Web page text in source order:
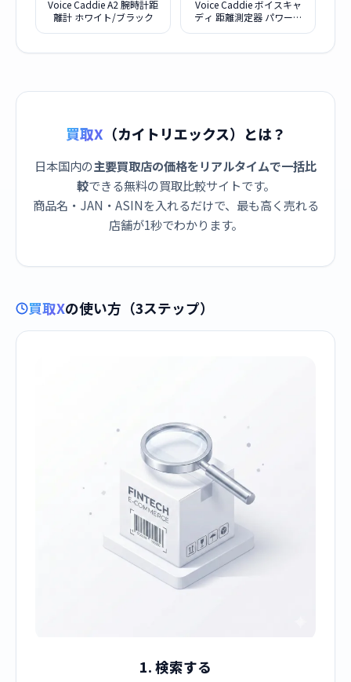
Voice Caddie A2 腕時計距
離計 ホワイト/ブラック
Voice Caddie ボイスキャ
ディ 距離測定器 パワーレ
買取X （カイトリエックス）とは？
日本国内の主要買取店の価格をリアルタイムで一括比
較できる無料の買取比較サイトです。
商品名・JAN・ASINを入れるだけで、最も高く売れる
店舗が1秒でわかります。
買取Xの使い方（3ステップ）
1. 検索する